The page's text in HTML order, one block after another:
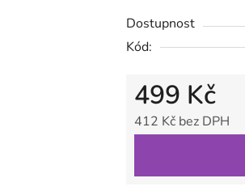
Dostupnost
Kód:
499 Kč
412 Kč bez DPH